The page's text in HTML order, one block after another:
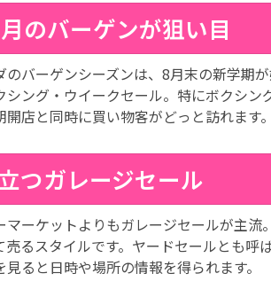
のバーゲンが狙い目
のバーゲンシーズンは、8月末の新学期
シング・ウイークセール。特にボクシ
開店と同時に買い物客がどっと訪れます。
つガレージセール
マーケットよりもガレージセールが主
売るスタイルです。ヤードセールとも
見ると日時や場所の情報を得られます。